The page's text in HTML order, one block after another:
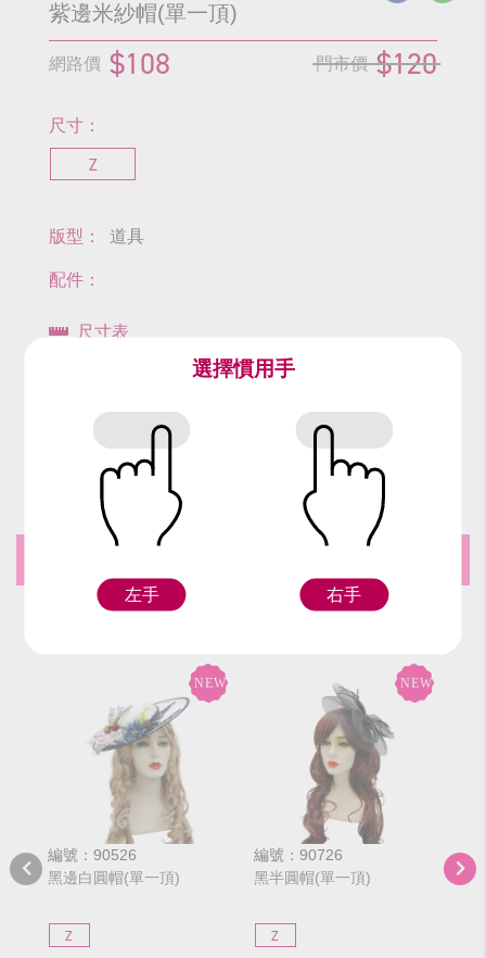
紫邊米紗帽(單一頂)
網路價 $108 門市價 $120
尺寸：
Z
版型： 道具
配件：
尺寸表
#淑女帽
編號：90526
黑邊白圓帽(單一頂)
Z
編號：90726
黑半圓帽(單一頂)
Z
編
彩
選擇慣用手
左手 右手